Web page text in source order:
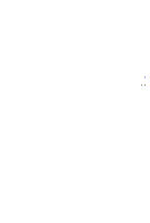
.: